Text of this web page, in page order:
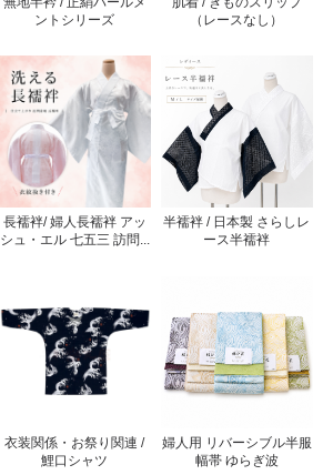
ントシリーズ
（レースなし）
長襦袢/ 婦人長襦袢 アッ
シュ・エル 七五三 訪問...
半襦袢 / 日本製 さらしレ
ース半襦袢
衣装関係・お祭り関連 /
鯉口シャツ
婦人用 リバーシブル半服
幅帯 ゆらぎ波